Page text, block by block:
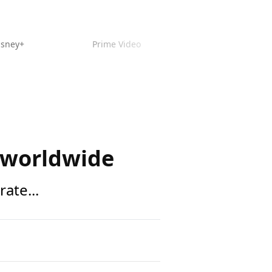
Prime Video